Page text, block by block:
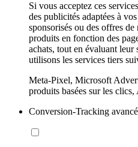
Si vous acceptez ces
des publicités adaptées à
sponsorisés ou des offres
produits en fonction des
achats, tout en évaluant
utilisons les services tiers
Meta-Pixel, Microsoft
produits basées sur les
Conversion-Tracking avancé